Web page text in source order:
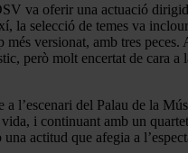
va oferir una actuació
la selecció de temes va
versionat, amb tres
però molt encertat de cara
a l’escenari del Palau de la
i continuant amb un
actitud que afegia a